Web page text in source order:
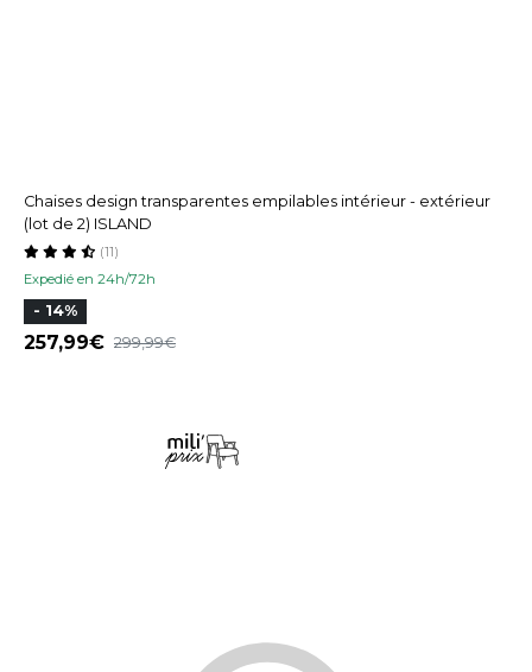
Chaises design transparentes empilables intérieur - extérieur
(lot de 2) ISLAND
Expedié en 24h/72h
(11)
- 14%
257,99 299,99